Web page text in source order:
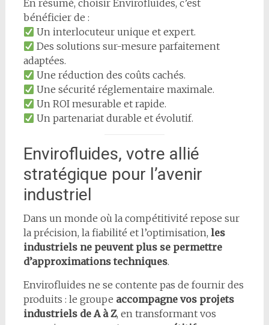
En résumé, choisir Envirofluides, c’est
bénéficier de :
Un interlocuteur unique et expert.
Des solutions sur-mesure parfaitement
adaptées.
Une réduction des coûts cachés.
Une sécurité réglementaire maximale.
Un ROI mesurable et rapide.
Un partenariat durable et évolutif.
Envirofluides, votre allié
stratégique pour l’avenir
industriel
Dans un monde où la compétitivité repose sur
la précision, la fiabilité et l’optimisation, les
industriels ne peuvent plus se permettre
d’approximations techniques.
Envirofluides ne se contente pas de fournir des
produits : le groupe accompagne vos projets
industriels de A à Z, en transformant vos